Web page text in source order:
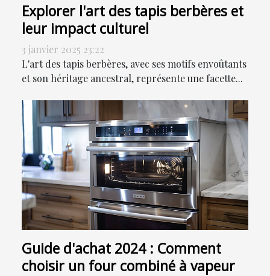
Explorer l'art des tapis berbères et
leur impact culturel
3 janvier 2025 23:22
L'art des tapis berbères, avec ses motifs envoûtants
et son héritage ancestral, représente une facette...
Guide d'achat 2024 : Comment
choisir un four combiné à vapeur